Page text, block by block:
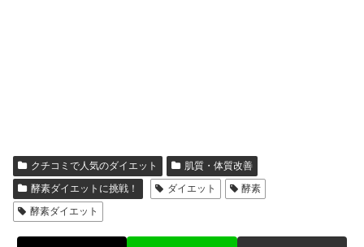
クチコミで人気のダイエット
肌質・体質改善
酵素ダイエットに挑戦！
ダイエット
酵素
酵素ダイエット